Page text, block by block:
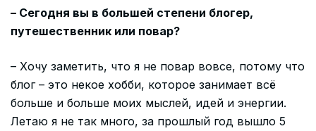
– Сегодня вы в большей степени блогер,
путешественник или повар?
– Хочу заметить, что я не повар вовсе, потому что
блог – это некое хобби, которое занимает всё
больше и больше моих мыслей, идей и энергии.
Летаю я не так много, за прошлый год вышло 5